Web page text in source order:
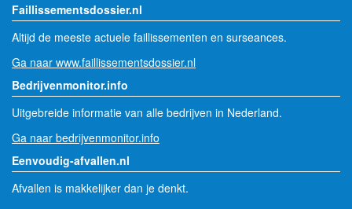
Faillissementsdossier.nl
Altijd de meeste actuele faillissementen en surseances.
Ga naar www.faillissementsdossier.nl
Bedrijvenmonitor.info
Uitgebreide informatie van alle bedrijven in Nederland.
Ga naar bedrijvenmonitor.info
Eenvoudig-afvallen.nl
Afvallen is makkelijker dan je denkt.